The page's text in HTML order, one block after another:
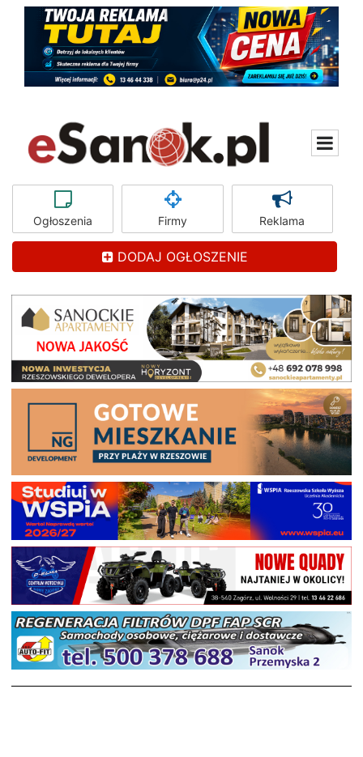
Ogłoszenia Firmy Reklama
DODAJ OGŁOSZENIE